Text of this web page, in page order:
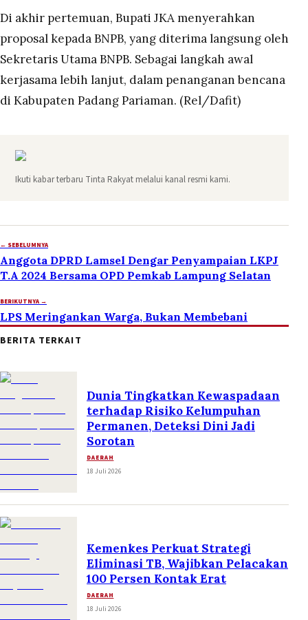
Di akhir pertemuan, Bupati JKA menyerahkan
proposal kepada BNPB, yang diterima langsung oleh
Sekretaris Utama BNPB. Sebagai langkah awal
kerjasama lebih lanjut, dalam penanganan bencana
di Kabupaten Padang Pariaman. (Rel/Dafit)
Ikuti kabar terbaru Tinta Rakyat melalui kanal resmi kami.
← SEBELUMNYA
Anggota DPRD Lamsel Dengar Penyampaian LKPJ
T.A 2024 Bersama OPD Pemkab Lampung Selatan
BERIKUTNYA →
LPS Meringankan Warga, Bukan Membebani
BERITA TERKAIT
Dunia Tingkatkan Kewaspadaan
terhadap Risiko Kelumpuhan
Permanen, Deteksi Dini Jadi
Sorotan
DAERAH
18 Juli 2026
Kemenkes Perkuat Strategi
Eliminasi TB, Wajibkan Pelacakan
100 Persen Kontak Erat
DAERAH
18 Juli 2026